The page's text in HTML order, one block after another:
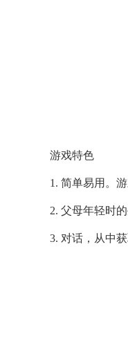
游戏特色
1. 简单易用。
2. 父母年轻时
3. 对话，从中